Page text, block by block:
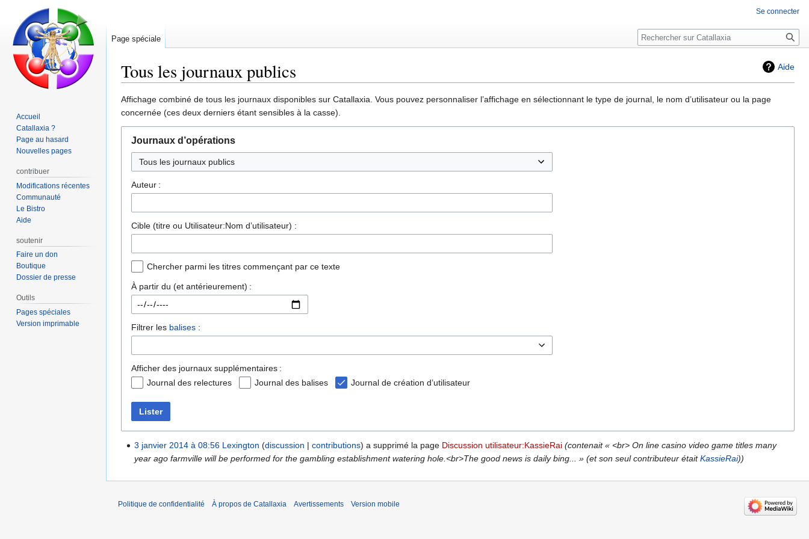
Aide
Tous les journaux publics
Aller
à
la
navigation
Aller
à
la
recherche
Affichage combiné de tous les journaux disponibles sur Catallaxia. Vous pouvez personnaliser l’affichage en sélectionnant le type de journal, le nom d’utilisateur ou la page
concernée (ces deux derniers étant sensibles à la casse).
Journaux d’opérations
Auteur :
Cible (titre ou Utilisateur:Nom d’utilisateur) :
Chercher parmi les titres commençant par ce texte
À partir du (et antérieurement) :
Filtrer les balises :
Afficher des journaux supplémentaires :
Journal des relectures
Journal des balises Journal de création d’utilisateur
Lister
3 janvier 2014 à 08:56 Lexington discussion contributions a supprimé la page Discussion utilisateur:KassieRai (contenait « <br> On line casino video game titles many
year ago farmville will be performed for the gambling establishment watering hole.<br>The good news is daily bing... » (et son seul contributeur étaitKassieRai))
Se connecter
Page spéciale Rechercher
Accueil
Catallaxia ?
Page au hasard
Nouvelles pages
contribuer
Modifications récentes
Communauté
Le Bistro
Aide
soutenir
Faire un don
Boutique
Dossier de presse
Outils
Pages spéciales
Version imprimable
Politique de confidentialité À propos de Catallaxia Avertissements Version mobile